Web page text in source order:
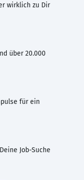
wirklich zu Dir
über 20.000
für ein
Job-Suche